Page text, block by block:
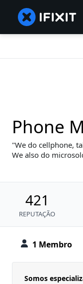
1 Membro
Phone
We do cellphone,
We also do
421
REPUTAÇÃO
Somos